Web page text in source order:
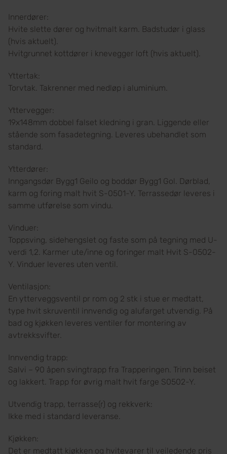
Innerdører:
Hvite slette dører og hvitmalt karm. Badstudør i glass
(hvis aktuelt).
Hvitgrunnet kottdører i knevegger loft (hvis aktuelt).
Yttertak:
Torvtak. Takrenner med nedløp i aluminium.
Yttervegger:
19x148mm dobbel falset kledning i gran. Liggende eller
stående som fasadetegning. Leveres ubehandlet som
standard.
Ytterdører:
Inngangsdør Bygg1 Geilo og boddør Bygg1 Gol. Dørblad,
karm og foring malt hvit S-0501-Y. Terrassedør leveres i
samme utførelse som vindu.
Vinduer:
Toppsving, sidehengslet og faste som på tegning med U-
verdi 1,2. Karmer ute/inne og foringer malt Hvit S-0502-
Y. Vinduer leveres uten ventil.
Ventilasjon:
En ytterveggsventil pr rom og 2 stk i stue er medtatt,
type hvit skruventil innvendig og alufarget utvendig. På
bad og kjøkken leveres ventiler for montering av
avtrekksvifter.
Innvendig trapp:
Salvi – 90 åpen svingtrapp fra Trapperingen. Trinn beiset
og lakkert. Trapp for øvrig malt hvit farge S0502-Y.
Utvendig trapp, terrasse(r) og rekkverk:
Ikke med i standard leveranse.
Kjøkken:
Det er medtatt kjøkken og hvitevarer til veiledende pris